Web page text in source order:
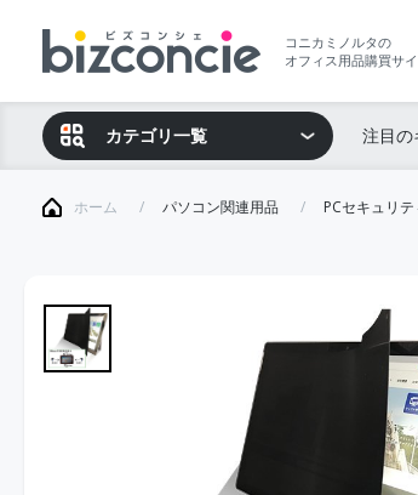
コニカミノルタの
オフィス用品購買サイ
カテゴリ一覧 注目の
ホーム パソコン関連用品 PCセキュリ